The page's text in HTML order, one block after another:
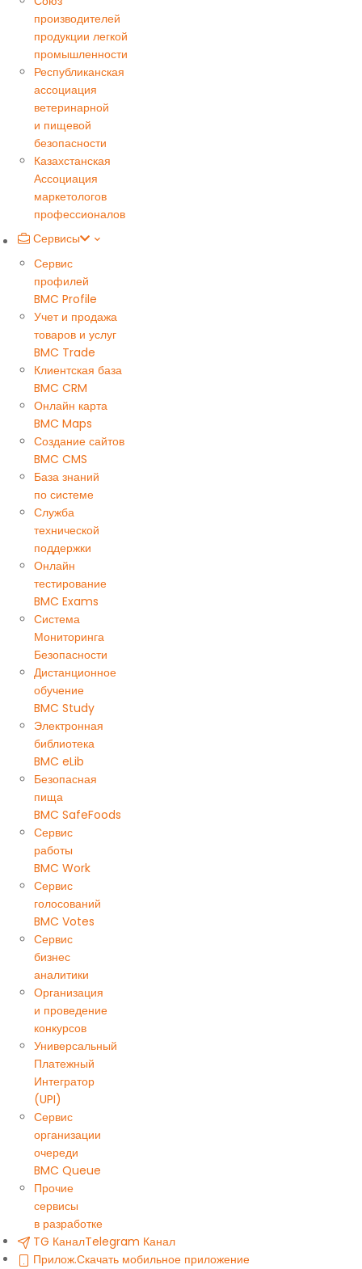
производителей
продукции легкой
промышленности
Республиканская
ассоциация
ветеринарной
и пищевой
безопасности
Казахстанская
Ассоциация
маркетологов
профессионалов
Сервисы
Сервис
профилей
BMC Profile
Учет и продажа
товаров и услуг
BMC Trade
Клиентская база
BMC CRM
Онлайн карта
BMC Maps
Создание сайтов
BMC CMS
База знаний
по системе
Служба
технической
поддержки
Онлайн
тестирование
BMC Exams
Система
Мониторинга
Безопасности
Дистанционное
обучение
BMC Study
Электронная
библиотека
BMC eLib
Безопасная
пища
BMC SafeFoods
Сервис
работы
BMC Work
Сервис
голосований
BMC Votes
Сервис
бизнес
аналитики
Организация
и проведение
конкурсов
Универсальный
Платежный
Интегратор
(UPI)
Сервис
организации
очереди
BMC Queue
Прочие
сервисы
в разработке
TG КаналTelegram Канал
Прилож.Скачать мобильное приложение